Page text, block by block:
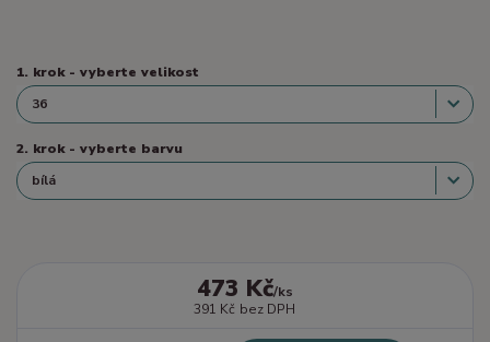
1. krok - vyberte velikost
2. krok - vyberte barvu
473 Kč/ks
391 Kč bez DPH